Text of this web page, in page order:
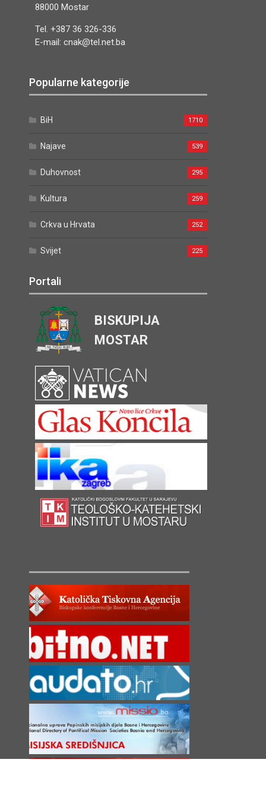
88000 Mostar
Tel. +387 36 326-336
E-mail: cnak@tel.net.ba
Popularne kategorije
BiH 1710
Najave 539
Duhovnost 295
Kultura 259
Crkva u Hrvata 252
Svijet 225
Portali
BISKUPIJA
MOSTAR